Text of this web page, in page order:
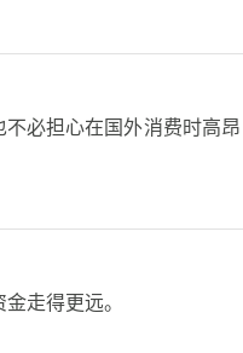
必担心在国外消费时高昂
走得更远。